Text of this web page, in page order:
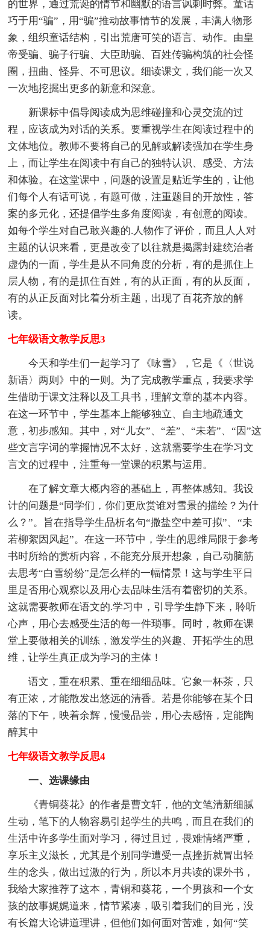
的世界，通过荒诞的情节和幽默的语言讽刺时弊。童话
巧于用“骗”，用“骗”推动故事情节的发展，丰满人物形
象，组织童话结构，引出荒唐可笑的语言、动作。由皇
帝受骗、骗子行骗、大臣助骗、百姓传骗构筑的社会怪
圈，扭曲、怪异、不可思议。细读课文，我们能一次又
一次地挖掘出更多的新意和深意。
新课标中倡导阅读成为思维碰撞和心灵交流的过
程，应该成为对话的关系。要重视学生在阅读过程中的
文体地位。教师不要将自己的见解或解读强加在学生身
上，而让学生在阅读中有自己的独特认识、感受、方法
和体验。在这堂课中，问题的设置是贴近学生的，让他
们每个人有话可说，有题可做，注重题目的开放性，答
案的多元化，还提倡学生多角度阅读，有创意的阅读。
如每个学生对自己敢兴趣的.人物作了评价，而且人人对
主题的认识来看，更是改变了以往就是揭露封建统治者
虚伪的一面，学生是从不同角度的分析，有的是抓住上
层人物，有的是抓住百姓，有的从正面，有的从反面，
有的从正反面对比着分析主题，出现了百花齐放的解
读。
七年级语文教学反思3
今天和学生们一起学习了《咏雪》，它是《〈世说
新语〉两则》中的一则。为了完成教学重点，我要求学
生借助于课文注释以及工具书，理解文章的基本内容。
在这一环节中，学生基本上能够独立、自主地疏通文
意，初步感知。其中，对“儿女”、“差”、“未若”、“因”这
些文言字词的掌握情况不太好，这就需要学生在学习文
言文的过程中，注重每一堂课的积累与运用。
在了解文章大概内容的基础上，再整体感知。我设
计的问题是“同学们，你们更欣赏谁对雪景的描绘？为什
么？”。旨在指导学生品析名句“撒盐空中差可拟”、“未
若柳絮因风起”。在这一环节中，学生的思维局限于参考
书时所给的赏析内容，不能充分展开想象，自己动脑筋
去思考“白雪纷纷”是怎么样的一幅情景！这与学生平日
里是否用心观察以及用心去品味生活有着密切的关系。
这就需要教师在语文的.学习中，引导学生静下来，聆听
心声，用心去感受生活的每一件琐事。同时，教师在课
堂上要做相关的训练，激发学生的兴趣、开拓学生的思
维，让学生真正成为学习的主体！
语文，重在积累、重在细细品味。它象一杯茶，只
有正浓，才能散发出悠远的清香。若是你能够在某个日
落的下午，映着余辉，慢慢品尝，用心去感悟，定能陶
醉其中
七年级语文教学反思4
一、选课缘由
《青铜葵花》的作者是曹文轩，他的文笔清新细腻
生动，笔下的人物容易引起学生的共鸣，而且在我们的
生活中许多学生面对学习，得过且过，畏难情绪严重，
享乐主义滋长，尤其是个别同学遭受一点挫折就冒出轻
生的念头，做出过激的行为，所以本月共读的课外书，
我给大家推荐了这本，青铜和葵花，一个男孩和一个女
孩的故事娓娓道来，情节紧凑，吸引着我们的目光，没
有长篇大论讲道理讲，但他们如何面对苦难，如何“笑